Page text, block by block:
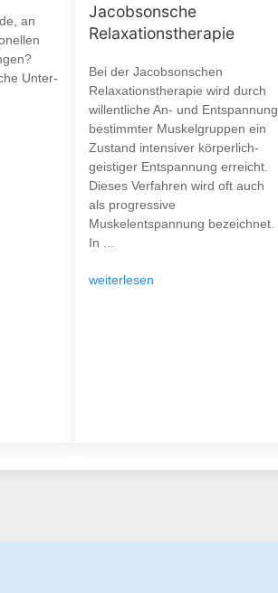
an
Unter-
Jacobsonsche
Relaxationstherapie
Bei der Jacobsonschen
Relaxationstherapie wird durch
willentliche An- und Entspannung
bestimmter Muskelgruppen ein
Zustand intensiver körperlich-
geistiger Entspannung erreicht.
Dieses Verfahren wird oft auch
als progressive
Muskelentspannung bezeichnet.
In ...
weiterlesen